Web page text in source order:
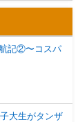
記②〜コスパ
大生がタンザ